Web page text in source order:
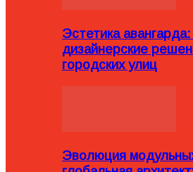
Эстетика
дизайнерские
городских улиц
Эволюция